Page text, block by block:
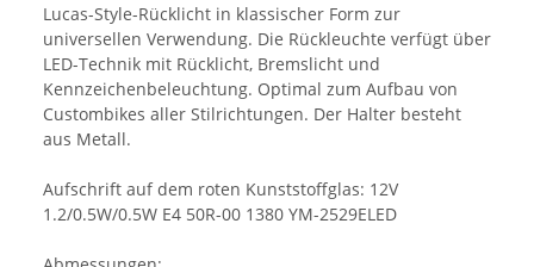
Lucas-Style-Rücklicht in klassischer Form zur
universellen Verwendung. Die Rückleuchte verfügt über
LED-Technik mit Rücklicht, Bremslicht und
Kennzeichenbeleuchtung. Optimal zum Aufbau von
Custombikes aller Stilrichtungen. Der Halter besteht
aus Metall.
Aufschrift auf dem roten Kunststoffglas: 12V
1.2/0.5W/0.5W E4 50R-00 1380 YM-2529ELED